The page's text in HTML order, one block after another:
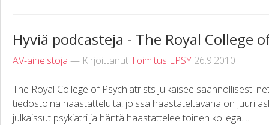
Hyviä podcasteja - The Royal College
AV-aineistoja — KirjoittanutToimitus LPSY 26.9.2010
The Royal College of Psychiatrists julkaisee säännöllisesti
tiedostoina haastatteluita, joissa haastateltavana on juuri
julkaissut psykiatri ja häntä haastattelee toinen kollega. ...